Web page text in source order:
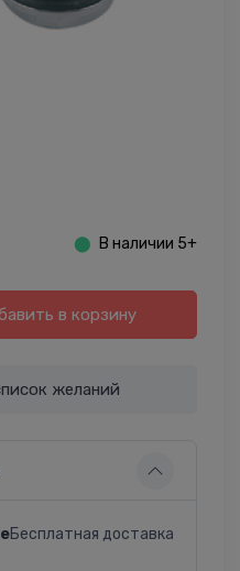
⬤ В наличии 5+
в корзину
желаний
Бесплатная доставка